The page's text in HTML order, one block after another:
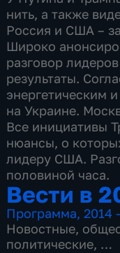
нить, а также
Россия и США –
Широко
разговор
результаты.
энергетическим
на Украине.
Все инициативы
нюансы, о
лидеру США.
половиной часа.
Вести в
Программа,2014
Новостные,
политические,